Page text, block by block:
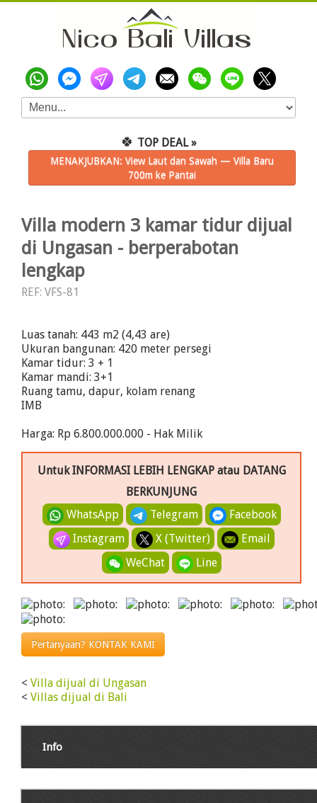
🍀 TOP DEAL »
MENAKJUBKAN: View Laut dan Sawah — Villa Baru
700m ke Pantai
Villa modern 3 kamar tidur dijual
di Ungasan - berperabotan
lengkap
REF: VFS-81
Luas tanah: 443 m2 (4,43 are)
Ukuran bangunan: 420 meter persegi
Kamar tidur: 3 + 1
Kamar mandi: 3+1
Ruang tamu, dapur, kolam renang
IMB
Harga: Rp 6.800.000.000 - Hak Milik
Untuk INFORMASI LEBIH LENGKAP atau DATANG
BERKUNJUNG
WhatsApp
Telegram
Facebook
Instagram
X (Twitter)
Email
WeChat
Line
Pertanyaan? KONTAK KAMI
< Villa dijual di Ungasan
< Villas dijual di Bali
Info